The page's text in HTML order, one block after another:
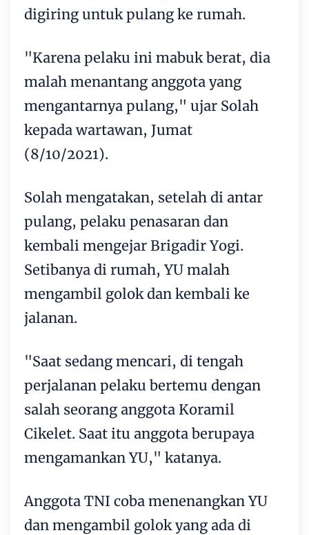
digiring untuk pulang ke rumah.
"Karena pelaku ini mabuk berat, dia
malah menantang anggota yang
mengantarnya pulang," ujar Solah
kepada wartawan, Jumat
(8/10/2021).
Solah mengatakan, setelah di antar
pulang, pelaku penasaran dan
kembali mengejar Brigadir Yogi.
Setibanya di rumah, YU malah
mengambil golok dan kembali ke
jalanan.
"Saat sedang mencari, di tengah
perjalanan pelaku bertemu dengan
salah seorang anggota Koramil
Cikelet. Saat itu anggota berupaya
mengamankan YU," katanya.
Anggota TNI coba menenangkan YU
dan mengambil golok yang ada di